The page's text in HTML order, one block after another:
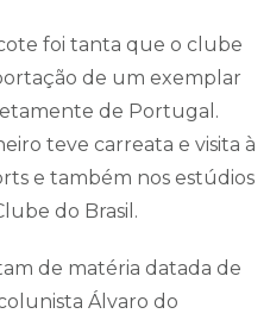
foi tanta que o clube
de um exemplar
de Portugal.
teve carreata e visita à
e também nos estúdios
do Brasil.
de matéria datada de
Álvaro do